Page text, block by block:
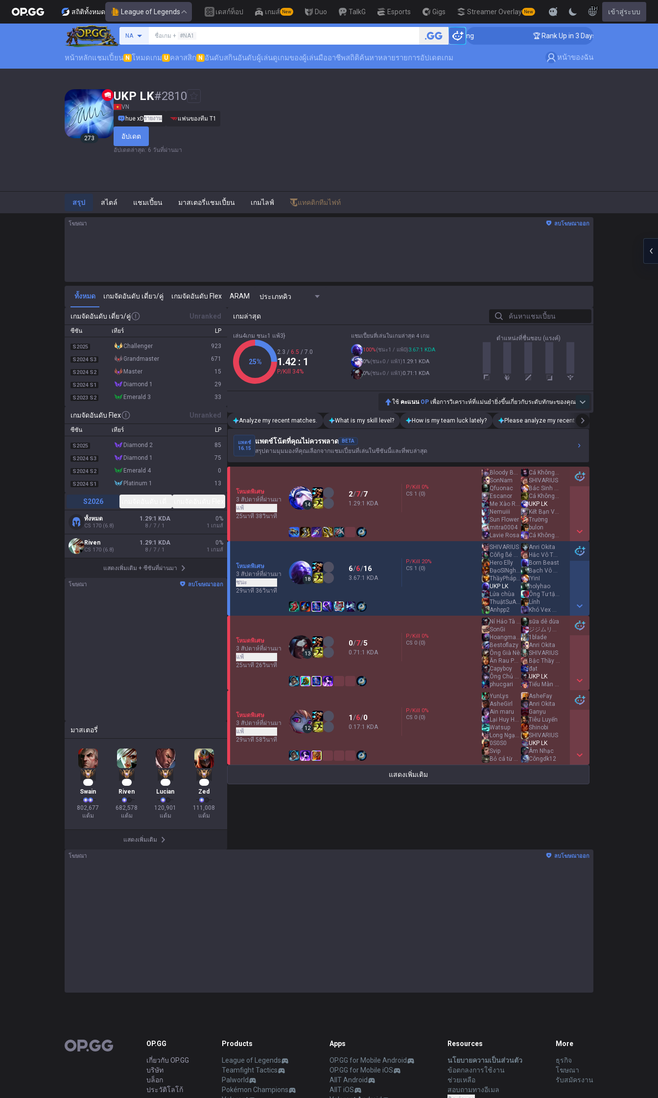
สถิติทั้งหมด League of Legends เดสก์ท็อป เกมส์ New Duo TalkG Esports Gigs Streamer Overlay New
TH เข้าสู่ระบบ
NA
ค้นหาซัมมอนเนอร์
ชื่อเกม + #NA1 🏆 Rank Up in 3 Days! Challenger Coaching 🏆 Rank Up in 3 Days! Challenger Coaching
หน้าหลักแชมเปี้ยน N โหมดเกม U คลาสสิก N อันดับสกินอันดับผู้เล่นดูเกมของผู้เล่นมืออาชีพสถิติค้นหาหลายรายการอัปเดตเกม หน้าของฉัน
273
UKP LK#2810
VN
hue xDรายงาน แฟนของทีม T1
อัปเดต
อัปเดตล่าสุด: 6 วันที่ผ่านมา
สรุป สไตล์ แชมเปี้ยน มาสเตอรี่แชมเปี้ยน เกมไลฟ์ แทคติกทีมไฟท์
โฆษณา ลบโฆษณาออก
ทั้งหมด เกมจัดอันดับ เดี่ยว/คู่ เกมจัดอันดับ Flex ARAM ประเภทคิว
เกมจัดอันดับ เดี่ยว/คู่ Unranked
ซีซัน เทียร์ LP
S2025 challenger 923
S2024 S3 grandmaster 671
S2024 S2 master 15
S2024 S1 diamond 1 29
S2023 S2 emerald 3 33
เกมจัดอันดับ Flex Unranked
ซีซัน เทียร์ LP
S2025 diamond 2 85
S2024 S3 diamond 1 75
S2024 S2 emerald 4 0
S2024 S1 platinum 1 13
S2026
ทั้งหมด
CS 170 (6.8)
1.29:1 KDA
8 / 7 / 1
0%
1 เกมส์
Riven
CS 170 (6.8)
1.29:1 KDA
8 / 7 / 1
0%
1 เกมส์
แสดงเพิ่มเติม + ซีซันที่ผ่านมา
โฆษณา ลบโฆษณาออก
มาสเตอรี่
Swain
802,677
แต้ม
Riven
682,578
แต้ม
Lucian
120,901
แต้ม
Zed
111,008
แต้ม
แสดงเพิ่มเติม
เกมล่าสุด ค้นหาแชมเปี้ยน
เล่น4เกม ชนะ1 แพ้3}
25%
2.3 / 6.5 / 7.0
1.42 : 1
P/Kill 34%
แชมเปี้ยนที่เล่นในเกมล่าสุด 4 เกม
100%(ชนะ1 / แพ้0)3.67:1 KDA
0%(ชนะ0 / แพ้1)1.29:1 KDA
0%(ชนะ0 / แพ้1)0.71:1 KDA
ตำแหน่งที่ชื่นชอบ (แรงค์)
ใช้ คะแนน OP เพื่อการวิเคราะห์ที่แม่นยำยิ่งขึ้นเกี่ยวกับระดับทักษะของคุณ
Analyze my recent matches. What is my skill level? How is my team luck lately? Please analyze my recent playstyle.
แพตช์
16.15
แพตช์โน้ตที่คุณไม่ควรพลาด BETA
สรุปตามมุมมองที่คุณเลือกจากแชมเปี้ยนที่เล่นในซีซันนี้และที่พบล่าสุด
โหมดพิเศษ
3 สัปดาห์ที่ผ่านมา
แพ้
25นาที 38วินาที
14
2/7/7
1.29:1 KDA
P/Kill 0%
CS 1 (0)
Bloody Baron
SonNam
Qfuonac
Escanor
Me Xào Rau
Nemuiii
Sun Flower
mitra0004
Lavie Rosa
Cá Không Tệ
SHIVARIUS
Bác Sinh Gánh
Cá Không Mang
UKP LK
Kết Bạn Với Tao
Trường
bulon
Cá Không Gáy
Show More Detail Games
โหมดพิเศษ
3 สัปดาห์ที่ผ่านมา
ชนะ
29นาที 36วินาที
18
6/6/16
3.67:1 KDA
P/Kill 20%
CS 1 (0)
SHIVARIUS
Côñg ßé ßỏñg
Hero Elly
ĐạoSĩNghệAn
ThầyPhápPhúYên루스
UKP LK
Lửa chùa
ThuậtSưAnGiang라스
Anhpp2
Anri Okita
Hắc Vô Thường
Born Beast
Bạch Vô Thường
IYinI
holyhao
Ông Tư tập bắn
Lính
Khó Vex Nụ Cười
Show More Detail Games
โหมดพิเศษ
3 สัปดาห์ที่ผ่านมา
แพ้
25นาที 26วินาที
13
0/7/5
0.71:1 KDA
P/Kill 0%
CS 0 (0)
Ní Hảo Tà Cưa
SonGi
Hoangmadlife
Bestoflazy
Ông Già Nè
Ăn Rau Phá Tàu
Capyboy
Ông Chủ Lông Cai
phucgari
sữa dê dừa
ジジムリン GG JUSTICE
1blade
Anri Okita
SHIVARIUS
Bậc Thầy Vẽ Lõi
đạt
UKP LK
Tiểu Màn Thầu
Show More Detail Games
โหมดพิเศษ
3 สัปดาห์ที่ผ่านมา
แพ้
29นาที 58วินาที
12
1 /6/0
0.17:1 KDA
P/Kill 0%
CS 0 (0)
YunLys
AsheGirl
Ain maru
Lại Huy Hoàng
Watsup
Long Ngạo Thiên
0S0S0
Svip
Bỏ cá từ Soraka
AsheFay
Anri Okita
Ganyu
Tiêu Luyến
Shinobi
SHIVARIUS
UKP LK
Âm Nhạc
Côngdk12
Show More Detail Games
แสดงเพิ่มเติม
โฆษณา ลบโฆษณาออก
OP.GG OP.GG
เกี่ยวกับ OP.GG
บริษัท
บล็อก
ประวัติโลโก้
Products
League of Legends
Teamfight Tactics
Palworld
Pokémon Champions
Apps
OP.GG for Mobile Android
OP.GG for Mobile iOS
AllT Android
AllT iOS
Resources
นโยบายความเป็นส่วนตัว
ข้อตกลงการใช้งาน
ช่วยเหลือ
สอบถามทางอีเมล
More
ธุรกิจ
โฆษณา
รับสมัครงาน